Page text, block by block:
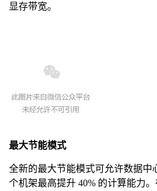
显存带宽。
最大节能模式
全新的最大节能模式可允许数据中
个机架最高提升 40% 的计算能力